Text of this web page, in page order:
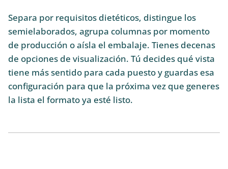
Separa por requisitos dietéticos, distingue los
semielaborados, agrupa columnas por momento
de producción o aísla el embalaje. Tienes decenas
de opciones de visualización. Tú decides qué vista
tiene más sentido para cada puesto y guardas esa
configuración para que la próxima vez que generes
la lista el formato ya esté listo.